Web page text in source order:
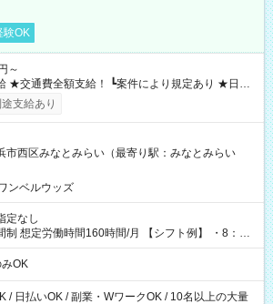
験OK
～
日払
定あり） ┗働いたその日に現金GET♪ お仕事後はコ
日払い分を引き落とせます！ 【試用期間】試
支給あり
市西区みなとみらい（最寄り駅：みなとみらい
ンベルウッズ
定なし
労働時間160時間/月 【シフト例】 ・8：00
OK
/ 日払いOK / 副業・WワークOK / 10名以上の大量